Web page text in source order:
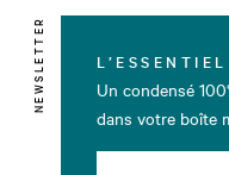
NEWSLETTER
Un condensé
dans votre boîte